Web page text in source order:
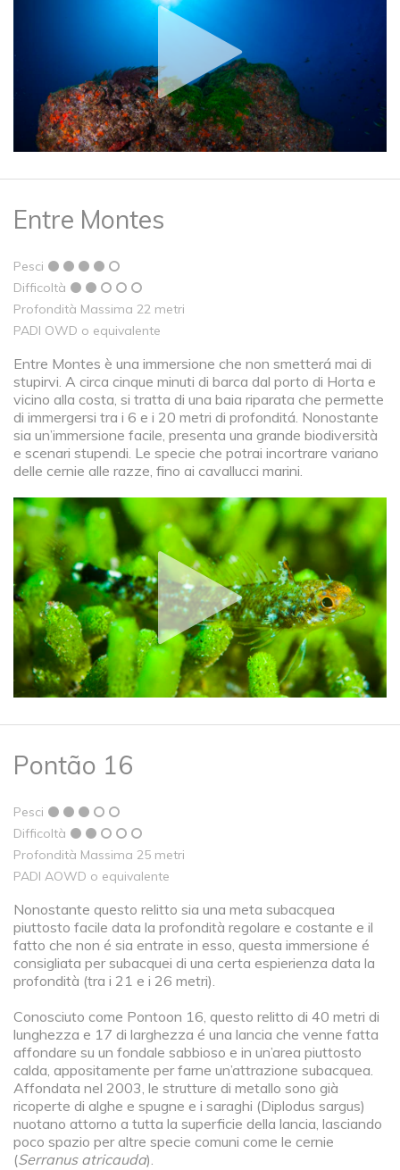
Entre Montes
Pesci
Difficoltà
Profondità Massima 22 metri
PADI OWD o equivalente
Entre Montes è una immersione che non smetterá mai di
stupirvi. A circa cinque minuti di barca dal porto di Horta e
vicino alla costa, si tratta di una baia riparata che permette
di immergersi tra i 6 e i 20 metri di profonditá. Nonostante
sia un’immersione facile, presenta una grande biodiversità
e scenari stupendi. Le specie che potrai incortrare variano
delle cernie alle razze, fino ai cavallucci marini.
Pontão 16
Pesci
Difficoltà
Profondità Massima 25 metri
PADI AOWD o equivalente
Nonostante questo relitto sia una meta subacquea
piuttosto facile data la profondità regolare e costante e il
fatto che non é sia entrate in esso, questa immersione é
consigliata per subacquei di una certa espierienza data la
profondità (tra i 21 e i 26 metri).
Conosciuto come Pontoon 16, questo relitto di 40 metri di
lunghezza e 17 di larghezza é una lancia che venne fatta
affondare su un fondale sabbioso e in un’area piuttosto
calda, appositamente per farne un’attrazione subacquea.
Affondata nel 2003, le strutture di metallo sono già
ricoperte di alghe e spugne e i saraghi (Diplodus sargus)
nuotano attorno a tutta la superficie della lancia, lasciando
poco spazio per altre specie comuni come le cernie
(Serranus atricauda).